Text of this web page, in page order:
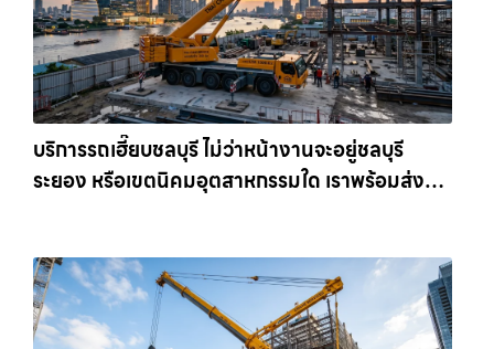
บริการรถเฮี๊ยบชลบุรี ไม่ว่าหน้างานจะอยู่ชลบุรี
ระยอง หรือเขตนิคมอุตสาหกรรมใด เราพร้อมส่งรถ